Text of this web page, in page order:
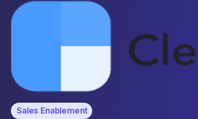
Sales Enablement